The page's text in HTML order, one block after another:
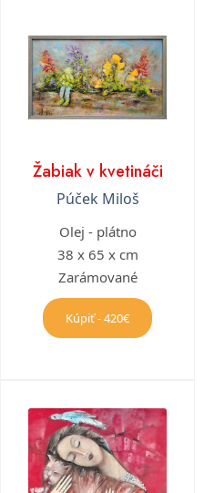
Žabiak v kvetináči
Púček Miloš
Olej - plátno
38 x 65 x cm
Zarámované
Kúpiť - 420€